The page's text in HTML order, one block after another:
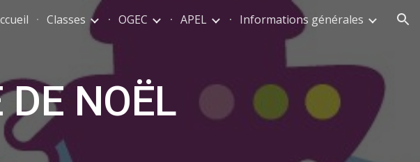
Skip to navigation
Classes OGEC APEL Informations générales
NOËL